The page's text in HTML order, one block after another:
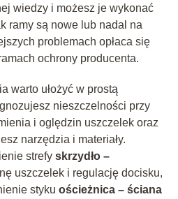
wiedzy i możesz je wykonać
ramy są nowe lub nadal na
problemach opłaca się
ochrony producenta.
warto ułożyć w prostą
nieszczelności przy
i oględzin uszczelek oraz
narzędzia i materiały.
strefy skrzydło –
uszczelek i regulację docisku,
styku ościeżnica – ściana